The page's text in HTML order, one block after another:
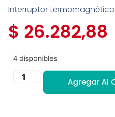
Interruptor
$ 26.282,88
4 disponibles
Agregar Al